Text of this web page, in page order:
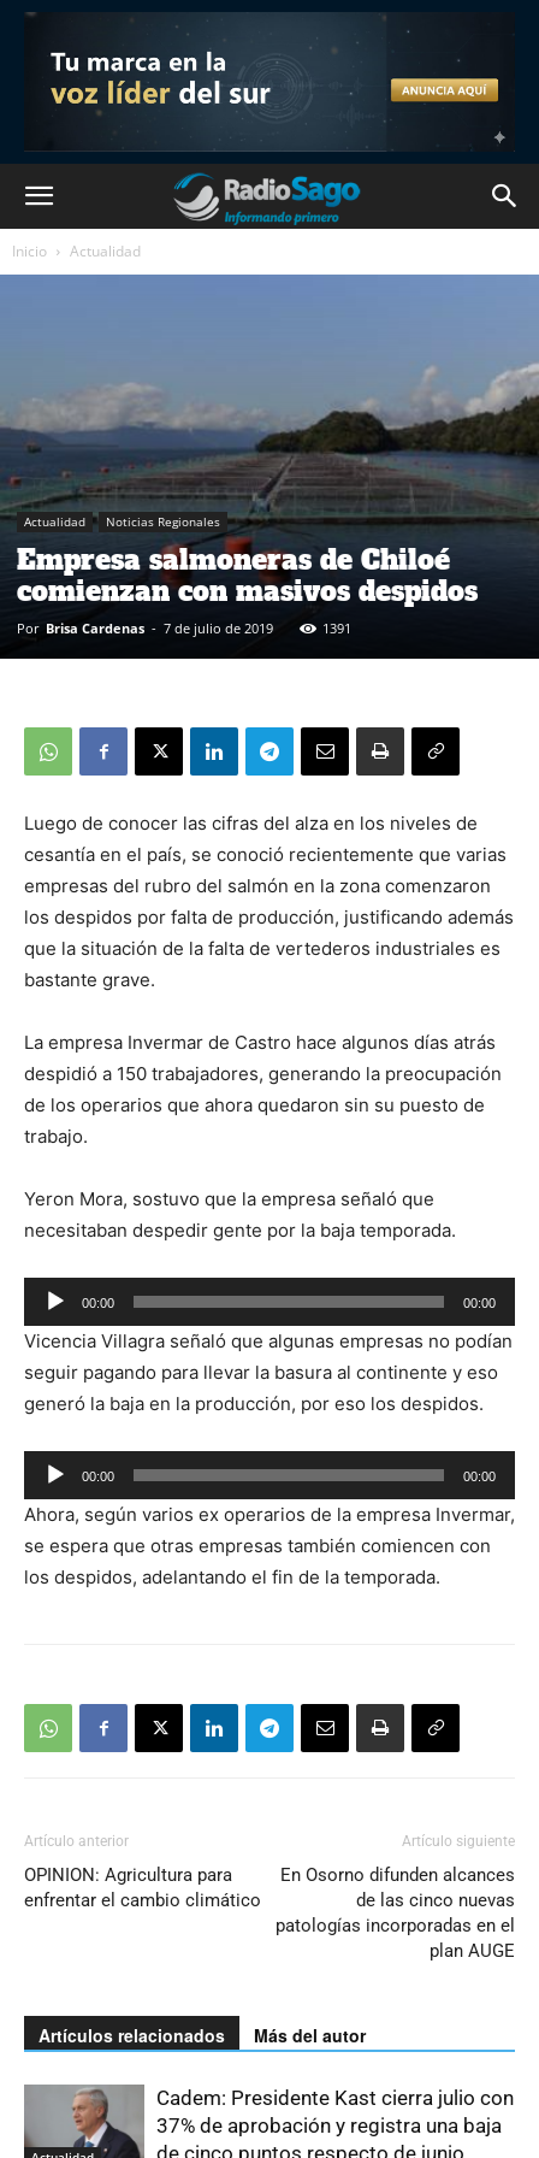
Inicio Actualidad
Actualidad Noticias Regionales
Empresa salmoneras de Chiloé
comienzan con masivos despidos
Por Brisa Cardenas - 7 de julio de 2019 1391
Luego de conocer las cifras del alza en los niveles de
cesantía en el país, se conoció recientemente que varias
empresas del rubro del salmón en la zona comenzaron
los despidos por falta de producción, justificando además
que la situación de la falta de vertederos industriales es
bastante grave.
La empresa Invermar de Castro hace algunos días atrás
despidió a 150 trabajadores, generando la preocupación
de los operarios que ahora quedaron sin su puesto de
trabajo.
Yeron Mora, sostuvo que la empresa señaló que
necesitaban despedir gente por la baja temporada.
Reproductor
de
audio
00:00 00:00
Vicencia Villagra señaló que algunas empresas no podían
seguir pagando para llevar la basura al continente y eso
generó la baja en la producción, por eso los despidos.
Reproductor
de
audio
00:00 00:00
Ahora, según varios ex operarios de la empresa Invermar,
se espera que otras empresas también comiencen con
los despidos, adelantando el fin de la temporada.
Artículo anterior
OPINION: Agricultura para
enfrentar el cambio climático
Artículo siguiente
En Osorno difunden alcances
de las cinco nuevas
patologías incorporadas en el
plan AUGE
Artículos relacionados Más del autor
Cadem: Presidente Kast cierra julio con
37% de aprobación y registra una baja